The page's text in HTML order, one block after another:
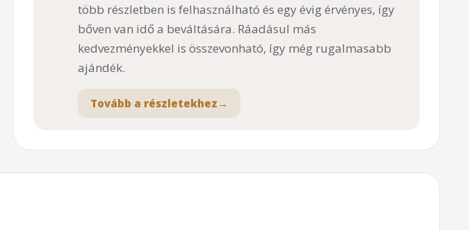
több részletben is felhasználható és egy évig érvényes, így
bőven van idő a beváltására. Ráadásul más
kedvezményekkel is összevonható, így még rugalmasabb
ajándék.
Tovább a részletekhez →